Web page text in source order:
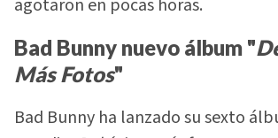
agotaron en pocas horas.
Bad Bunny nuevo álbum "
Más Fotos"
Bad Bunny ha lanzado su sexto